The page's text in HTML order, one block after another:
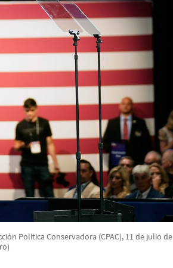
Política Conservadora (CPAC), 11 de julio de